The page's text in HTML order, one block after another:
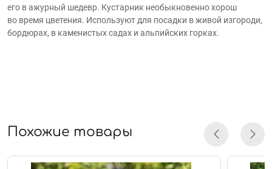
его в ажурный шедевр. Кустарник необыкновенно хорош
во время цветения. Используют для посадки в живой изгороди,
бордюрах, в каменистых садах и альпийских горках.
Похожие товары